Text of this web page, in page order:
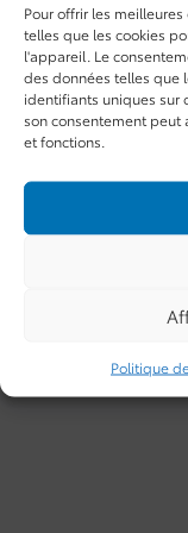
Pour offrir les
telles que les cookies
l'appareil. Le
des données telles que
identifiants uniques sur
son consentement peut
et fonctions.
Politique
Votre prix
Traction avant